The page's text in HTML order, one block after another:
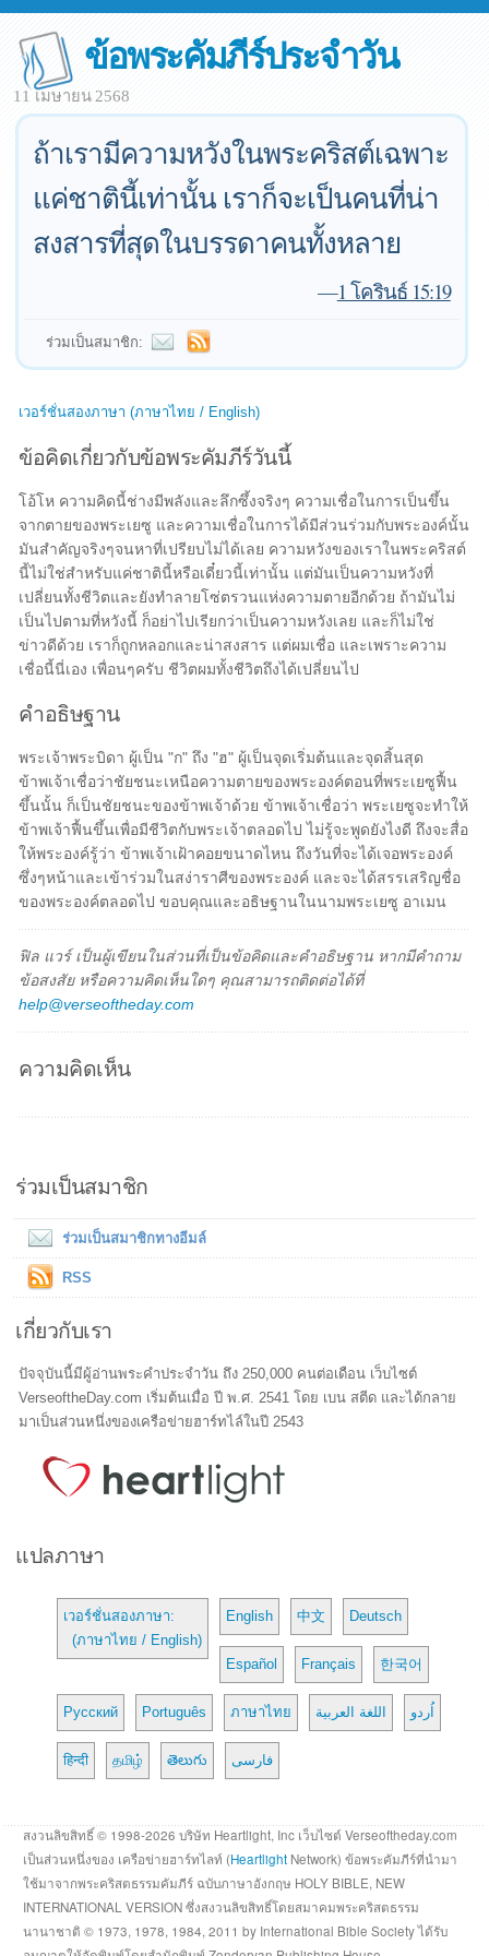
ข้อพระคัมภีร์ประจำวัน
11 เมษายน 2568
ถ้าเรามีความหวังในพระคริสต์เฉพาะ
แค่ชาตินี้เท่านั้น เราก็จะเป็นคนที่น่า
สงสารที่สุดในบรรดาคนทั้งหลาย
—1 โครินธ์ 15:19
ร่วมเป็นสมาชิก:
เวอร์ชั่นสองภาษา (ภาษาไทย / English)
ข้อคิดเกี่ยวกับข้อพระคัมภีร์วันนี้
โอ้โห ความคิดนี้ช่างมีพลังและลึกซึ้งจริงๆ ความเชื่อในการเป็นขึ้น
จากตายของพระเยซู และความเชื่อในการได้มีส่วนร่วมกับพระองค์นั้น
มันสำคัญจริงๆจนหาที่เปรียบไม่ได้เลย ความหวังของเราในพระคริสต์
นี้ไม่ใช่สำหรับแค่ชาตินี้หรือเดี๋ยวนี้เท่านั้น แต่มันเป็นความหวังที่
เปลี่ยนทั้งชีวิตและยังทำลายโซ่ตรวนแห่งความตายอีกด้วย ถ้ามันไม่
เป็นไปตามที่หวังนี้ ก็อย่าไปเรียกว่าเป็นความหวังเลย และก็ไม่ใช่
ข่าวดีด้วย เราก็ถูกหลอกและน่าสงสาร แต่ผมเชื่อ และเพราะความ
เชื่อนี้นี่เอง เพื่อนๆครับ ชีวิตผมทั้งชีวิตถึงได้เปลี่ยนไป
คำอธิษฐาน
พระเจ้าพระบิดา ผู้เป็น "ก" ถึง "ฮ" ผู้เป็นจุดเริ่มต้นและจุดสิ้นสุด
ข้าพเจ้าเชื่อว่าชัยชนะเหนือความตายของพระองค์ตอนที่พระเยซูฟื้น
ขึ้นนั้น ก็เป็นชัยชนะของข้าพเจ้าด้วย ข้าพเจ้าเชื่อว่า พระเยซูจะทำให้
ข้าพเจ้าฟื้นขึ้นเพื่อมีชีวิตกับพระเจ้าตลอดไป ไม่รู้จะพูดยังไงดี ถึงจะสื่อ
ให้พระองค์รู้ว่า ข้าพเจ้าเฝ้าคอยขนาดไหน ถึงวันที่จะได้เจอพระองค์
ซึ่งๆหน้าและเข้าร่วมในสง่าราศีของพระองค์ และจะได้สรรเสริญชื่อ
ของพระองค์ตลอดไป ขอบคุณและอธิษฐานในนามพระเยซู อาเมน
ฟิล แวร์ เป็นผู้เขียนในส่วนที่เป็นข้อคิดและคำอธิษฐาน หากมีคำถาม
ข้อสงสัย หรือความคิดเห็นใดๆ คุณสามารถติดต่อได้ที่
help@verseoftheday.com
ความคิดเห็น
ร่วมเป็นสมาชิก
ร่วมเป็นสมาชิกทางอีมล์
RSS
เกี่ยวกับเรา
ปัจจุบันนี้มีผู้อ่านพระคำประจำวัน ถึง 250,000 คนต่อเดือน เว็บไซต์
VerseoftheDay.com เริ่มต้นเมื่อ ปี พ.ศ. 2541 โดย เบน สตีด และได้กลาย
มาเป็นส่วนหนึ่งของเครือข่ายฮาร์ทไล์ในปี 2543
แปลภาษา
เวอร์ชั่นสองภาษา:
(ภาษาไทย / English)
English 中文 Deutsch
Español Français 한국어
Русский Português ภาษาไทย اللغة العربية اُردو
हिन्दी தமிழ் తెలుగు فارسی
สงวนลิขสิทธิ์ © 1998-2026 บริษัท Heartlight, Inc เว็บไซต์ Verseoftheday.com
เป็นส่วนหนึ่งของ เครือข่ายฮาร์ทไลท์ (Heartlight Network) ข้อพระคัมภีร์ที่นำมา
ใช้มาจากพระคริสตธรรมคัมภีร์ ฉบับภาษาอังกฤษ HOLY BIBLE, NEW
INTERNATIONAL VERSION ซึ่งสงวนลิขสิทธิ์โดยสมาคมพระคริสตธรรม
นานาชาติ © 1973, 1978, 1984, 2011 by International Bible Society ได้รับ